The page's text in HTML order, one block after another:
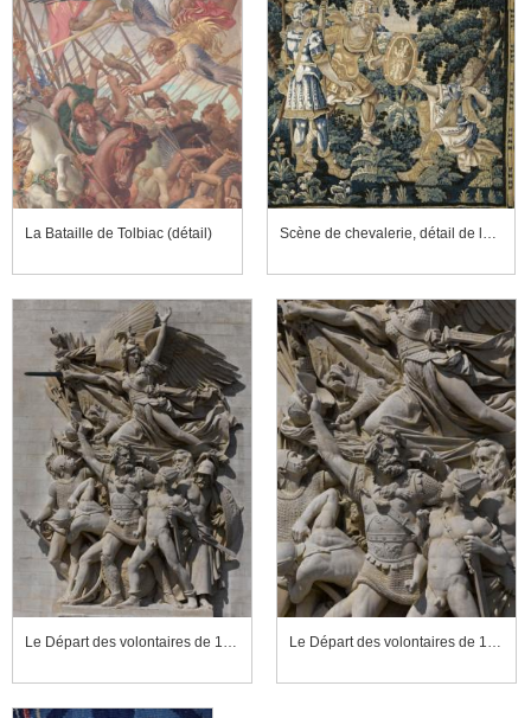
La Bataille de Tolbiac (détail) Scène de chevalerie, détail de la scène de droite
Le Départ des volontaires de 1792, dit La Marseillaise Le Départ des volontaires de 1792, dit La Marseillaise (détail)